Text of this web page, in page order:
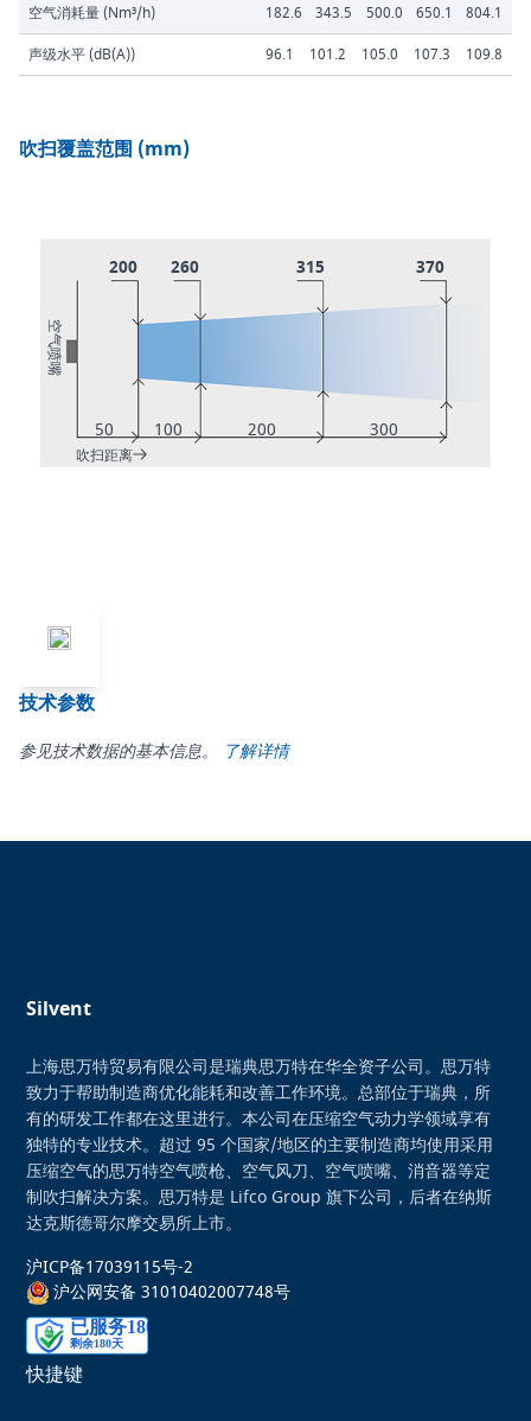
空气消耗量 (Nm³/h)
182.6 343.5 500.0 650.1
804.1
声级水平 (dB(A))
96.1 101.2 105.0 107.3 109.8
吹扫覆盖范围 (mm)
空气喷嘴
吹扫距离
200 260 315 370
50 100 200 300
技术参数
参见技术数据的基本信息。 了解详情
Silvent
上海思万特贸易有限公司是瑞典思万特在华全资子公司。思万特
致力于帮助制造商优化能耗和改善工作环境。总部位于瑞典，所
有的研发工作都在这里进行。本公司在压缩空气动力学领域享有
独特的专业技术。超过 95 个国家/地区的主要制造商均使用采用
压缩空气的思万特空气喷枪、空气风刀、空气喷嘴、消音器等定
制吹扫解决方案。思万特是 Lifco Group 旗下公司，后者在纳斯
达克斯德哥尔摩交易所上市。
沪ICP备17039115号-2
沪公网安备 31010402007748号
快捷键